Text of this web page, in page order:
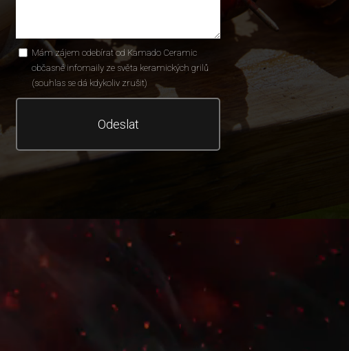
Mám zájem odebírat od Kamado Ceramic
občasné infomaily ze světa keramických grilů
(souhlas se dá kdykoliv zrušit)
Odeslat